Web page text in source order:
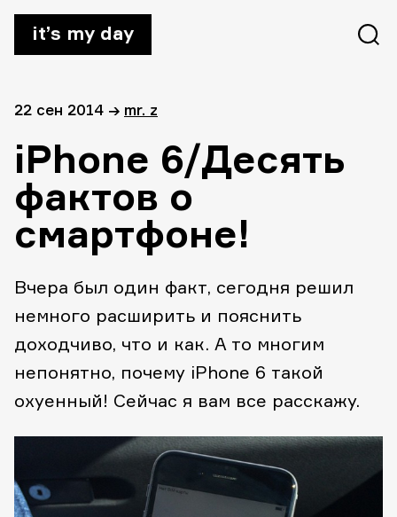
it’s my day
22 сен 2014 → mr. z
iPhone 6/Десять
фактов о
смартфоне!
Вчера был один факт, сегодня решил
немного расширить и пояснить
доходчиво, что и как. А то многим
непонятно, почему iPhone 6 такой
охуенный! Сейчас я вам все расскажу.